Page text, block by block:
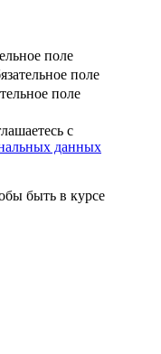
поле
поле
поле
с
данных
быть в курсе